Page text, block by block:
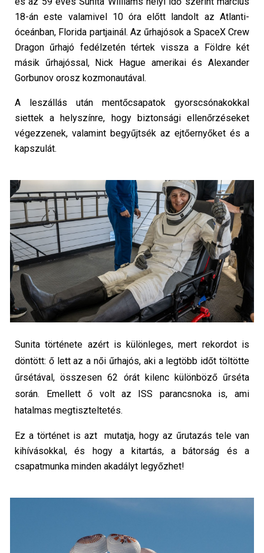
18-án este valamivel 10 óra előtt landolt az Atlanti-
óceánban, Florida partjainál. Az űrhajósok a SpaceX Crew
Dragon űrhajó fedélzetén tértek vissza a Földre két
másik űrhajóssal, Nick Hague amerikai és Alexander
Gorbunov orosz kozmonautával.
A leszállás után mentőcsapatok gyorscsónakokkal
siettek a helyszínre, hogy biztonsági ellenőrzéseket
végezzenek, valamint begyűjtsék az ejtőernyőket és a
kapszulát.
Sunita története azért is különleges, mert rekordot is
döntött: ő lett az a női űrhajós, aki a legtöbb időt töltötte
űrsétával, összesen 62 órát kilenc különböző űrséta
során. Emellett ő volt az ISS parancsnoka is, ami
hatalmas megtiszteltetés.
Ez a történet is azt mutatja, hogy az űrutazás tele van
kihívásokkal, és hogy a kitartás, a bátorság és a
csapatmunka minden akadályt legyőzhet!